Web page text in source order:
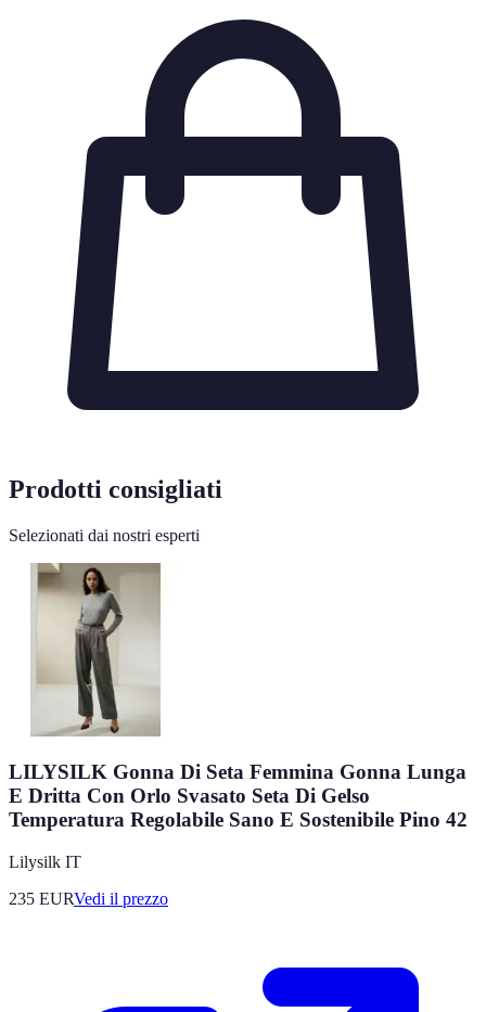
Prodotti consigliati
Selezionati dai nostri esperti
LILYSILK Gonna Di Seta Femmina Gonna Lunga
E Dritta Con Orlo Svasato Seta Di Gelso
Temperatura Regolabile Sano E Sostenibile Pino 42
Lilysilk IT
235 EURVedi il prezzo